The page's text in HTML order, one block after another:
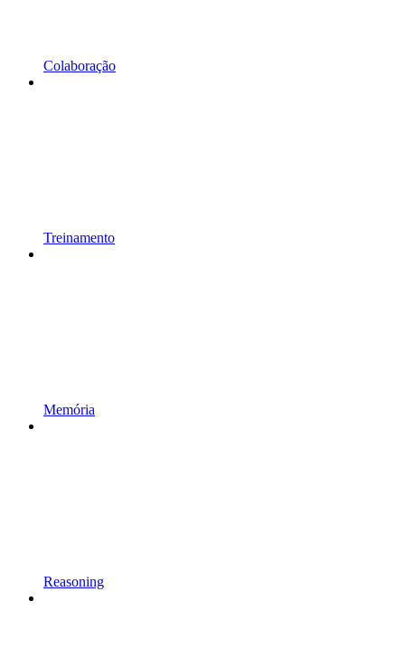
Colaboração
Treinamento
Memória
Reasoning